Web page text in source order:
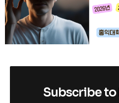
Subscribe to